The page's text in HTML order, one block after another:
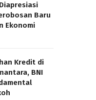
Baru
Ekonomi
Kredit di
BNI